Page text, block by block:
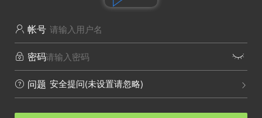
 帐号
 密码 
 问题 
安全提问(未设置请忽略)